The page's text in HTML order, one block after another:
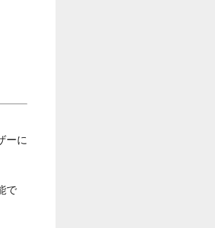
ーに
で